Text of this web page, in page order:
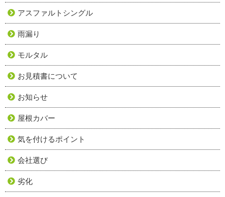
アスファルトシングル
雨漏り
モルタル
お見積書について
お知らせ
屋根カバー
気を付けるポイント
会社選び
劣化